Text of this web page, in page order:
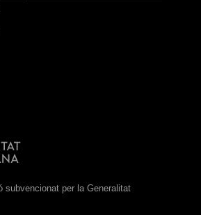
subvencionat per la Generalitat